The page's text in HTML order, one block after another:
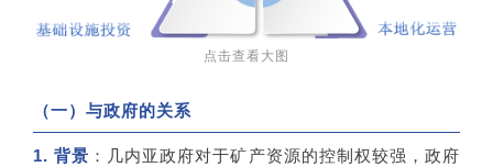
点击查看大图
（一）与政府的关系
1. 背景 ：几内亚政府对于矿产资源的控制权较强，政府